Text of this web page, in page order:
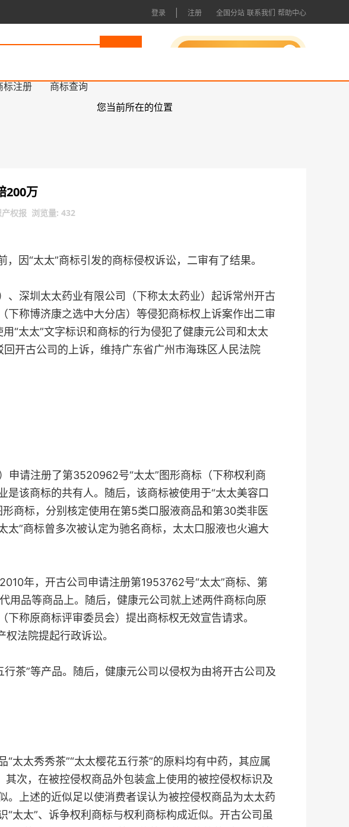
登录 | 注册 全国分站 联系我们 帮助中心
标注册 商标查询
您当前所在的位置
200万
权报 浏览量: 432
因“太太”商标引发的商标侵权诉讼，二审有了结果。
深圳太太药业有限公司（下称太太药业）起诉常州开古
称博济康之选中大分店）等侵犯商标权上诉案作出二审
“太太”文字标识和商标的行为侵犯了健康元公司和太太
开古公司的上诉，维持广东省广州市海珠区人民法院
请注册了第3520962号“太太”图形商标（下称权利商
该商标的共有人。随后，该商标被使用于“太太美容口
商标，分别核定使用在第5类口服液商品和第30类非医
”商标曾多次被认定为驰名商标，太太口服液也火遍大
年，开古公司申请注册第1953762号“太太”商标、第
用品等商品上。随后，健康元公司就上述两件商标向原
称原商标评审委员会）提出商标权无效宣告请求。
法院提起行政诉讼。
茶”等产品。随后，健康元公司以侵权为由将开古公司及
太秀秀茶”“太太樱花五行茶”的原料均有中药，其应属
次，在被控侵权商品外包装盒上使用的被控侵权标识及
上述的近似足以使消费者误认为被控侵权商品为太太药
太太”、诉争权利商标与权利商标构成近似。开古公司虽